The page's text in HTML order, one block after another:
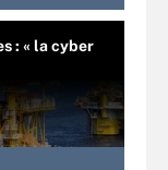
: « la cyber